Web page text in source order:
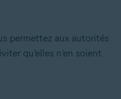
permettez aux autorités
qu’elles n’en soient